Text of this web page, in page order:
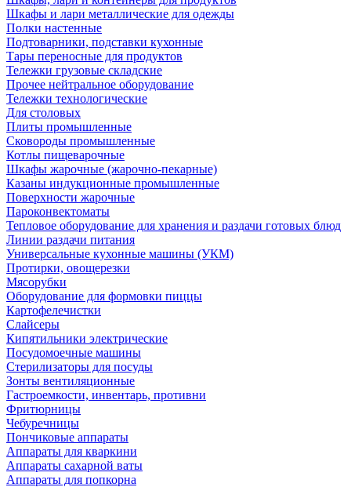
Шкафы и лари металлические для одежды
Полки настенные
Подтоварники, подставки кухонные
Тары переносные для продуктов
Тележки грузовые складские
Прочее нейтральное оборудование
Тележки технологические
Для столовых
Плиты промышленные
Сковороды промышленные
Котлы пищеварочные
Шкафы жарочные (жарочно-пекарные)
Казаны индукционные промышленные
Поверхности жарочные
Пароконвектоматы
Тепловое оборудование для хранения и раздачи готовых блюд
Линии раздачи питания
Универсальные кухонные машины (УКМ)
Протирки, овощерезки
Мясорубки
Оборудование для формовки пиццы
Картофелечистки
Слайсеры
Кипятильники электрические
Посудомоечные машины
Стерилизаторы для посуды
Зонты вентиляционные
Гастроемкости, инвентарь, противни
Фритюрницы
Чебуречницы
Пончиковые аппараты
Аппараты для кваркини
Аппараты сахарной ваты
Аппараты для попкорна